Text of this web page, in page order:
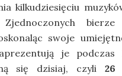
kilkudziesięciu
swoje
je podczas
się dzisiaj, czyli